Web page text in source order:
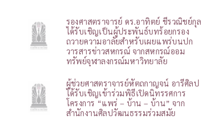
รองศาสตราจารย์ ดร.อาทิตย์ ชีรวณิชย์กุล
ได้รับเชิญเป็นผู้ประพันธ์บทร้อยกรอง
ถวายความอาลัยสำหรับเผยแพร่บนปก
วารสารข่าวสหกรณ์ จากสหกรณ์ออม
ทรัพย์จุฬาลงกรณ์มหาวิทยาลัย
ผู้ช่วยศาสตราจารย์หัตถกาญจน์ อารีศิลป
ได้รับเชิญเข้าร่วมพิธีเปิดนิทรรศการ
โครงการ “แพร่ – บ้าน – บ้าน” จาก
สำนักงานศิลปวัฒนธรรมร่วมสมัย